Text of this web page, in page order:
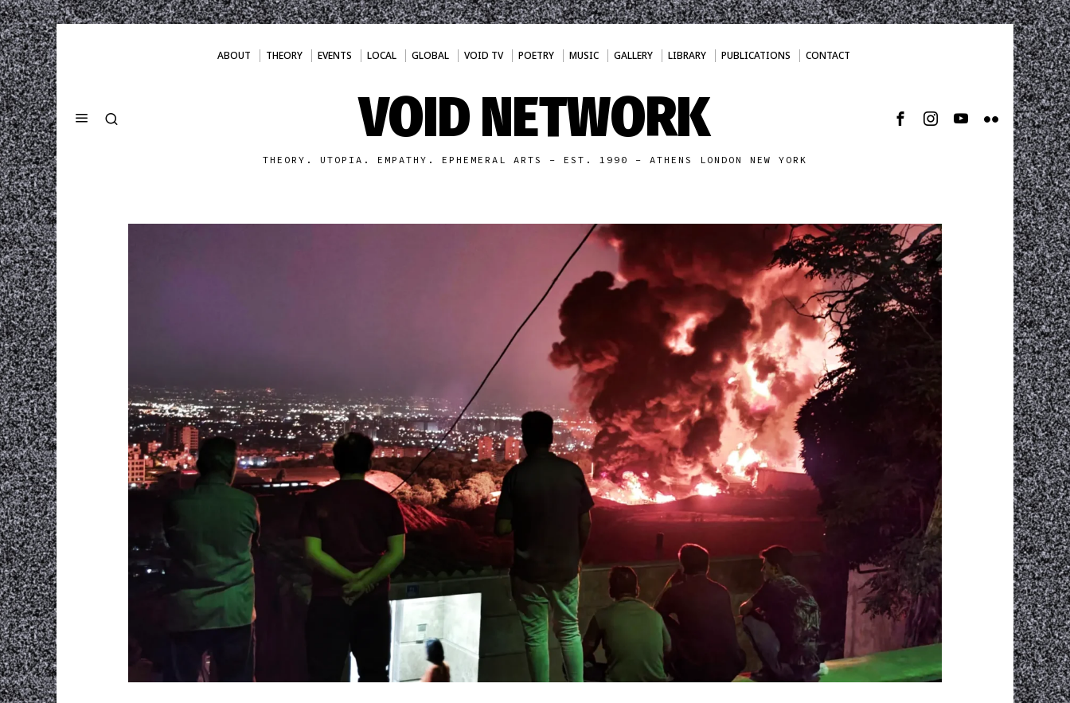
ABOUT THEORY EVENTS LOCAL GLOBAL VOID TV POETRY MUSIC GALLERY LIBRARY PUBLICATIONS CONTACT
VOID NETWORK
THEORY. UTOPIA. EMPATHY. EPHEMERAL ARTS - EST. 1990 - ATHENS LONDON NEW YORK